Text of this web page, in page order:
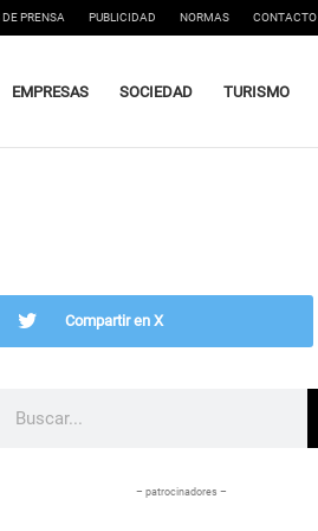
PRENSA PUBLICIDAD NORMAS CONTACTO
EMPRESAS SOCIEDAD TURISMO
Compartir en X
– patrocinadores –